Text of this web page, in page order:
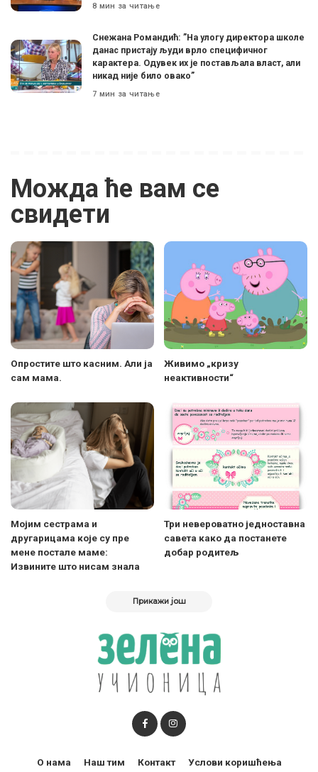
8 мин за читање
Снежана Романдић: ”На улогу директора школе
данас пристају људи врло специфичног
карактера. Одувек их је постављала власт, али
никад није било овако”
7 мин за читање
Можда ће вам се
свидети
Опростите што касним. Али ја
сам мама.
Живимо „кризу
неактивности“
Мојим сестрама и
другарицама које су пре
мене постале маме:
Извините што нисам знала
Три невероватно једноставна
савета како да постанете
добар родитељ
Прикажи још
О нама Наш тим Контакт Услови коришћења